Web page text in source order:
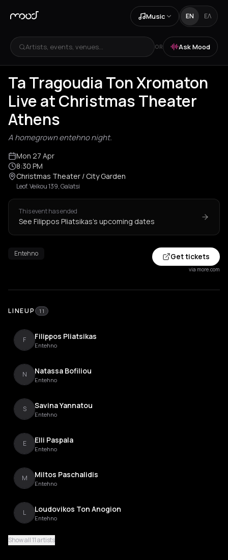
Music EN ΕΛ
Artists, events, venues... OR Ask Mood
Ta Tragoudia Ton Xromaton
Live at Christmas Theater
Athens
A homegrown entehno night.
Mon 27 Apr
8:30 PM
Christmas Theater / City Garden
Leof. Veikou 139, Galatsi
This event has ended
See Filippos Pliatsikas's upcoming dates
Entehno Get tickets
via more.com
LINEUP 11
F Filippos Pliatsikas
Entehno
N Natassa Bofiliou
Entehno
S Savina Yannatou
Entehno
E Elli Paspala
Entehno
M Miltos Paschalidis
Entehno
L Loudovikos Ton Anogion
Entehno
Maria Alamani
Show all 11 artists